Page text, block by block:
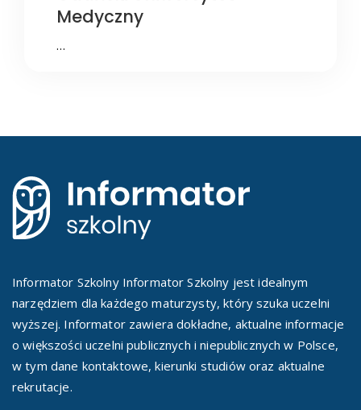
Medyczny
…
Informator Szkolny Informator Szkolny jest idealnym
narzędziem dla każdego maturzysty, który szuka uczelni
wyższej. Informator zawiera dokładne, aktualne informacje
o większości uczelni publicznych i niepublicznych w Polsce,
w tym dane kontaktowe, kierunki studiów oraz aktualne
rekrutacje.